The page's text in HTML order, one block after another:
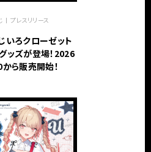
プレスリリース
いろクローゼット
ッズが登場！2026
ら販売開始！